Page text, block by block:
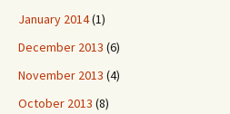
January 2014(1)
December 2013 (6)
November 2013 (4)
October 2013 (8)